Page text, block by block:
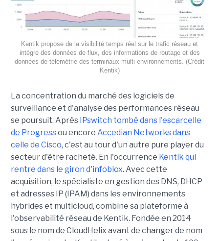
Kentik propose de la visibilité temps réel sur le trafic réseau et
intègre des données de flux, des informations de routage et des
données de télémétrie des terminaux multi environnements. (Crédit
Kentik)
La concentration du marché des logiciels de
surveillance et d'analyse des performances réseau
se poursuit. Après IPswitch tombé dans l'escarcelle
de Progressou encore Accedian Networks dans
celle de Cisco, c'est au tour d'un autre pure player du
secteur d'être racheté. En l'occurrence Kentik qui
rentre dans le giron d'infoblox. Avec cette
acquisition, le spécialiste en gestion des DNS, DHCP
et adresses IP (IPAM) dans les environnements
hybrides et multicloud, combine sa plateforme à
l'observabilité réseau de Kentik. Fondée en 2014
sous le nom de CloudHelix avant de changer de nom